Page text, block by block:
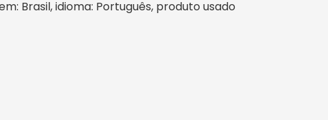
Brasil, idioma: Português, produto usado